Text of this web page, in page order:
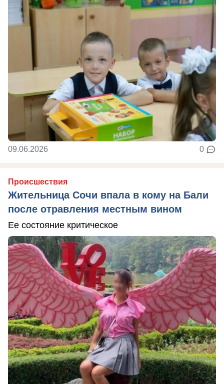
09.06.2026 0
Происшествия
Жительница Сочи впала в кому на Бали
после отравления местным вином
Ее состояние критическое